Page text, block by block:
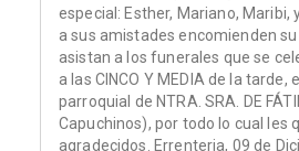
especial: Esther, Mariano, Maribi,
a sus amistades encomienden
asistan a los funerales que se
a las CINCO Y MEDIA de la tarde,
parroquial de NTRA. SRA. DE
Capuchinos), por todo lo cual les
agradecidos. Errenteria, 09 de